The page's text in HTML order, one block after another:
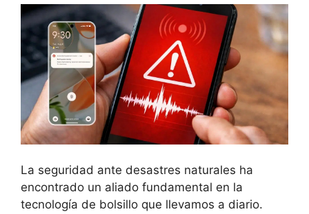
La seguridad ante desastres naturales ha
encontrado un aliado fundamental en la
tecnología de bolsillo que llevamos a diario.